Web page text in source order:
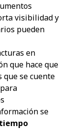
visibilidad y
pueden
en
que hace que
que se cuente
se